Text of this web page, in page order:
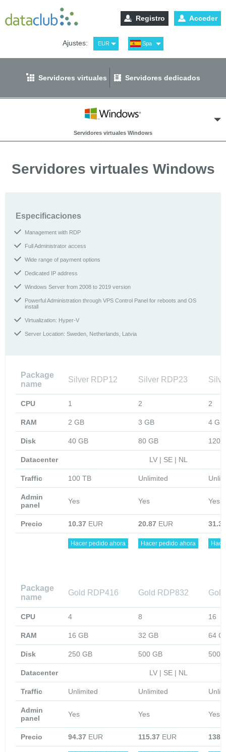
Registro Acceder
Ajustes: EUR
USD
Spa
Eng
Servidores virtuales Servidores dedicados
Servidores virtuales Windows
Enrutador alojado en la nube
Servidores virtuales Windows
Especificaciones
Management with RDP
Full Administrator access
Wide range of payment options
Dedicated IP address
Windows Server from 2008 to 2019 version
Powerful Administration through VPS Control Panel for reboots and OS
install
Virtualization: Hyper-V
Server Location: Sweden, Netherlands, Latvia
Package
name
Silver RDP12 Silver RDP23
CPU 1 2 2
RAM 2 GB 3 GB 4 GB
Disk 40 GB 80 GB 120
Datacenter LV | SE | NL
Traffic 100 TB Unlimited
Admin
panel
Yes Yes Yes
Precio 10.37 EUR 20.87 EUR 31.37
Hacer pedido ahora Hacer pedido ahora
Package
name
Gold RDP416 Gold RDP832
CPU 4 8 16
RAM 16 GB 32 GB 64
Disk 250 GB 500 GB 500
Datacenter LV | SE | NL
Traffic Unlimited Unlimited
Admin
panel
Yes Yes Yes
Precio 94.37 EUR 115.37 EUR